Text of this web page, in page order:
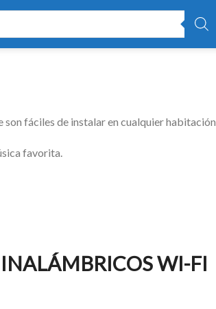
fáciles de instalar en cualquier habitación.
favorita.
WI-FI